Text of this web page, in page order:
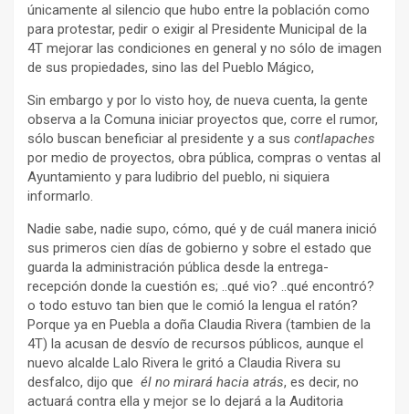
únicamente al silencio que hubo entre la población como
para protestar, pedir o exigir al Presidente Municipal de la
4T mejorar las condiciones en general y no sólo de imagen
de sus propiedades, sino las del Pueblo Mágico,
Sin embargo y por lo visto hoy, de nueva cuenta, la gente
observa a la Comuna iniciar proyectos que, corre el rumor,
sólo buscan beneficiar al presidente y a sus contlapaches
por medio de proyectos, obra pública, compras o ventas al
Ayuntamiento y para ludibrio del pueblo, ni siquiera
informarlo.
Nadie sabe, nadie supo, cómo, qué y de cuál manera inició
sus primeros cien días de gobierno y sobre el estado que
guarda la administración pública desde la entrega-
recepción donde la cuestión es; ..qué vio? ..qué encontró?
o todo estuvo tan bien que le comió la lengua el ratón?
Porque ya en Puebla a doña Claudia Rivera (tambien de la
4T) la acusan de desvío de recursos públicos, aunque el
nuevo alcalde Lalo Rivera le gritó a Claudia Rivera su
desfalco, dijo que él no mirará hacia atrás, es decir, no
actuará contra ella y mejor se lo dejará a la Auditoria